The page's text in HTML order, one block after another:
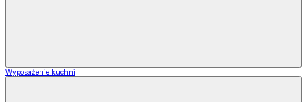
Wyposażenie kuchni